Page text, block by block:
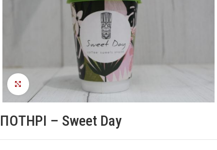
Προβολή
ΠΟΤΗΡΙ – Sweet Day